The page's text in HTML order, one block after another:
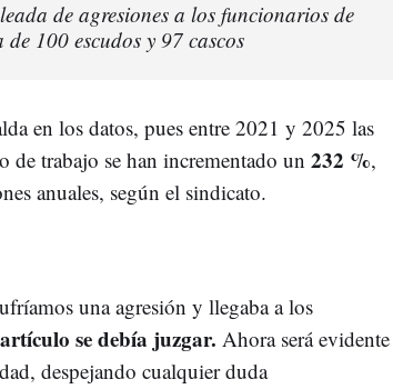
de agresiones a los funcionarios de
100 escudos y 97 cascos
en los datos, pues entre 2021 y 2025 las
de trabajo se han incrementado un 232 %,
anuales, según el sindicato.
una agresión y llegaba a los
se debía juzgar. Ahora será evidente
despejando cualquier duda